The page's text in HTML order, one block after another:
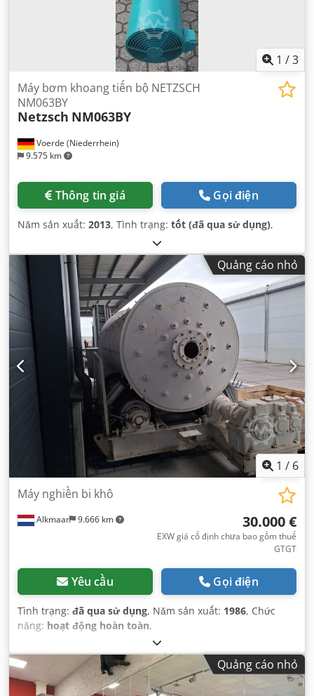
1 /3
Voerde (Niederrhein)
9.575 km
Máy bơm khoang tiến bộ NETZSCH
NM063BY
Netzsch NM063BY
Thông tin giá Gọi điện
Năm sản xuất: 2013, Tình trạng: tốt (đã qua sử dụng),
Quảng cáo nhỏ
1 / 6
Alkmaar 9.666 km
Máy nghiền bi khô
30.000 €
EXW giá cố định chưa bao gồm thuế
GTGT
Yêu cầu Gọi điện
Tình trạng: đã qua sử dụng, Năm sản xuất: 1986, Chức
năng: hoạt động hoàn toàn,
Quảng cáo nhỏ